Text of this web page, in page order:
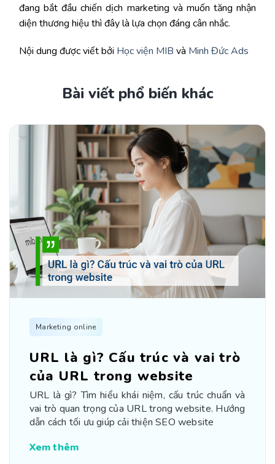
đang bắt đầu chiến dịch marketing và muốn tăng nhận
diện thương hiệu thì đây là lựa chọn đáng cân nhắc.
Nội dung được viết bởi Học viện MIB và Minh Đức Ads
Bài viết phổ biến khác
Marketing online
URL là gì? Cấu trúc và vai trò
của URL trong website
URL là gì? Tìm hiểu khái niệm, cấu trúc chuẩn và
vai trò quan trọng của URL trong website. Hướng
dẫn cách tối ưu giúp cải thiện SEO website
Xem thêm